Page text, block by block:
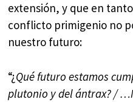
extensión, y que en
conflicto primigenio no
nuestro futuro:
“¿Qué futuro estamos
plutonio y del ántrax? /